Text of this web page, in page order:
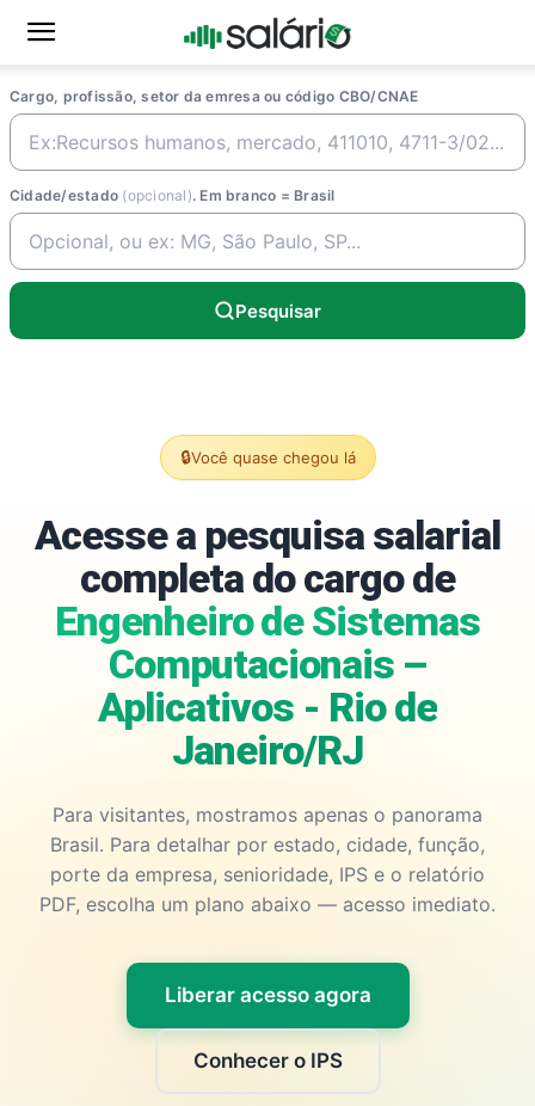
Cargo, profissão, setor da emresa ou código CBO/CNAE
Cidade/estado (opcional). Em branco = Brasil
Pesquisar
🔒Você quase chegou lá
Acesse a pesquisa salarial
completa do cargo de
Engenheiro de Sistemas
Computacionais –
Aplicativos - Rio de
Janeiro/RJ
Para visitantes, mostramos apenas o panorama
Brasil. Para detalhar por estado, cidade, função,
porte da empresa, senioridade, IPS e o relatório
PDF, escolha um plano abaixo — acesso imediato.
Liberar acesso agora
Conhecer o IPS